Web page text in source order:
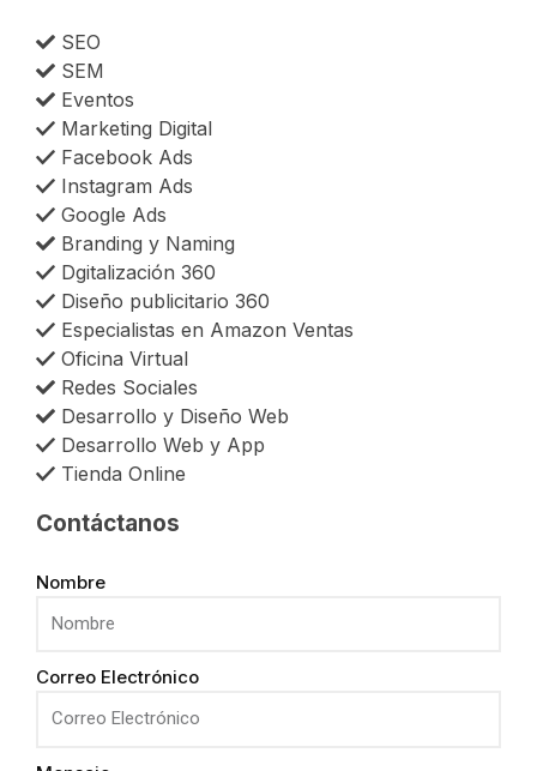
SEO
SEM
Eventos
Marketing Digital
Facebook Ads
Instagram Ads
Google Ads
Branding y Naming
Dgitalización 360
Diseño publicitario 360
Especialistas en Amazon Ventas
Oficina Virtual
Redes Sociales
Desarrollo y Diseño Web
Desarrollo Web y App
Tienda Online
Contáctanos
Nombre
Correo Electrónico